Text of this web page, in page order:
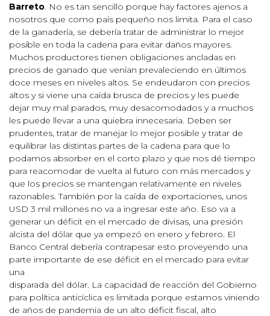
Barreto. No es tan sencillo porque hay factores ajenos a
nosotros que como país pequeño nos limita. Para el caso
de la ganadería, se debería tratar de administrar lo mejor
posible en toda la cadena para evitar daños mayores.
Muchos productores tienen obligaciones ancladas en
precios de ganado que venían prevaleciendo en últimos
doce meses en niveles altos. Se endeudaron con precios
altos y si viene una caída brusca de precios y les puede
dejar muy mal parados, muy desacomodados y a muchos
les puede llevar a una quiebra innecesaria. Deben ser
prudentes, tratar de manejar lo mejor posible y tratar de
equilibrar las distintas partes de la cadena para que lo
podamos absorber en el corto plazo y que nos dé tiempo
para reacomodar de vuelta al futuro con más mercados y
que los precios se mantengan relativamente en niveles
razonables. También por la caída de exportaciones, unos
USD 3 mil millones no va a ingresar este año. Eso va a
generar un déficit en el mercado de divisas, una presión
alcista del dólar que ya empezó en enero y febrero. El
Banco Central debería contrapesar esto proveyendo una
parte importante de ese déficit en el mercado para evitar
una
disparada del dólar. La capacidad de reacción del Gobierno
para política anticíclica es limitada porque estamos viniendo
de años de pandemia de un alto déficit fiscal, alto